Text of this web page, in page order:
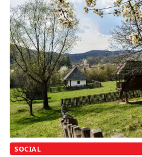
SOCIAL